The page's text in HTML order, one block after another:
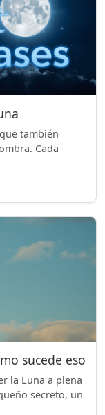
también
Cada
sucede eso
la Luna a plena
secreto, un